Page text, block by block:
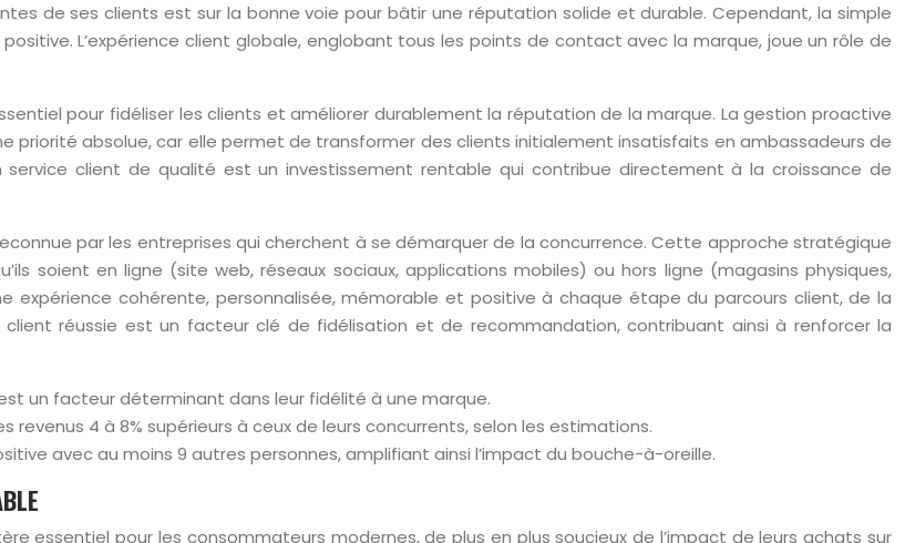
de ses clients est sur la bonne voie pour bâtir une réputation solide et durable. Cependant, la simple
L’expérience client globale, englobant tous les points de contact avec la marque, joue un rôle de
pour fidéliser les clients et améliorer durablement la réputation de la marque. La gestion proactive
priorité absolue, car elle permet de transformer des clients initialement insatisfaits en ambassadeurs de
client de qualité est un investissement rentable qui contribue directement à la croissance de
par les entreprises qui cherchent à se démarquer de la concurrence. Cette approche stratégique
soient en ligne (site web, réseaux sociaux, applications mobiles) ou hors ligne (magasins physiques,
expérience cohérente, personnalisée, mémorable et positive à chaque étape du parcours client, de la
réussie est un facteur clé de fidélisation et de recommandation, contribuant ainsi à renforcer la
un facteur déterminant dans leur fidélité à une marque.
4 à 8% supérieurs à ceux de leurs concurrents, selon les estimations.
avec au moins 9 autres personnes, amplifiant ainsi l’impact du bouche-à-oreille.
essentiel pour les consommateurs modernes, de plus en plus soucieux de l’impact de leurs achats sur